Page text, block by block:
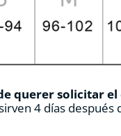
querer solicitar
4 días